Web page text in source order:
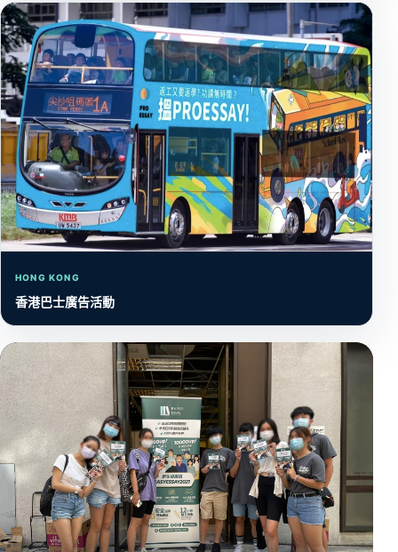
HONG KONG
香港巴士廣告活動